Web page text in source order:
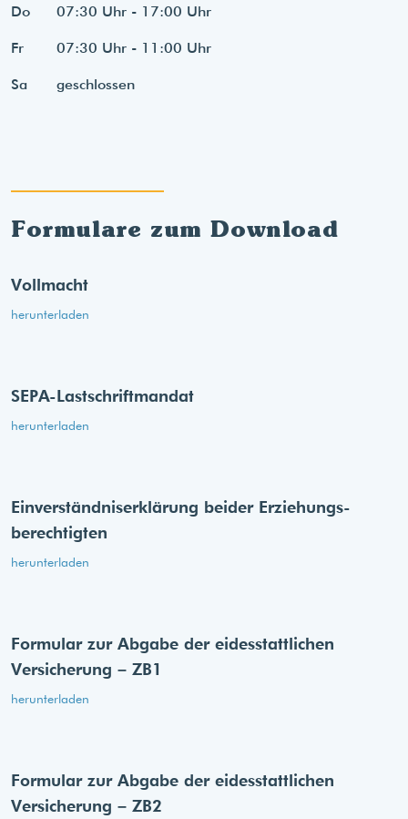
Do 07:30 Uhr - 17:00 Uhr
Fr 07:30 Uhr - 11:00 Uhr
Sa geschlossen
Formulare zum Download
Vollmacht
herunterladen
SEPA-Lastschriftmandat
herunterladen
Einverständnis­erklärung beider Erziehungs­
berechtigten
herunterladen
Formular zur Abgabe der eides­stattlichen
Versicherung – ZB1
herunterladen
Formular zur Abgabe der eides­stattlichen
Versicherung – ZB2